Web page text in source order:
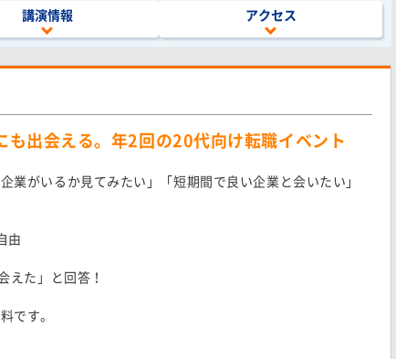
講演情報 アクセス
出会える。年2回の20代向け転職イベント
がいるか見てみたい」「短期間で良い企業と会いたい」
由
えた」と回答！
です。